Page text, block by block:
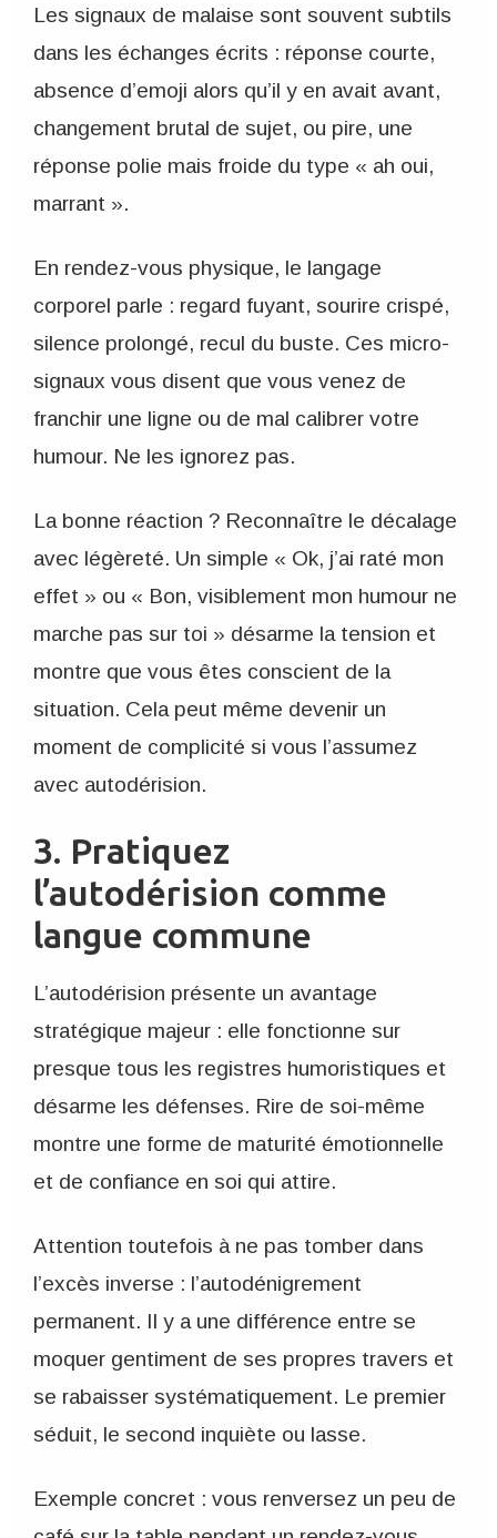
Les signaux de malaise sont souvent subtils
dans les échanges écrits : réponse courte,
absence d’emoji alors qu’il y en avait avant,
changement brutal de sujet, ou pire, une
réponse polie mais froide du type « ah oui,
marrant ».
En rendez-vous physique, le langage
corporel parle : regard fuyant, sourire crispé,
silence prolongé, recul du buste. Ces micro-
signaux vous disent que vous venez de
franchir une ligne ou de mal calibrer votre
humour. Ne les ignorez pas.
La bonne réaction ? Reconnaître le décalage
avec légèreté. Un simple « Ok, j’ai raté mon
effet » ou « Bon, visiblement mon humour ne
marche pas sur toi » désarme la tension et
montre que vous êtes conscient de la
situation. Cela peut même devenir un
moment de complicité si vous l’assumez
avec autodérision.
3. Pratiquez
l’autodérision comme
langue commune
L’autodérision présente un avantage
stratégique majeur : elle fonctionne sur
presque tous les registres humoristiques et
désarme les défenses. Rire de soi-même
montre une forme de maturité émotionnelle
et de confiance en soi qui attire.
Attention toutefois à ne pas tomber dans
l’excès inverse : l’autodénigrement
permanent. Il y a une différence entre se
moquer gentiment de ses propres travers et
se rabaisser systématiquement. Le premier
séduit, le second inquiète ou lasse.
Exemple concret : vous renversez un peu de